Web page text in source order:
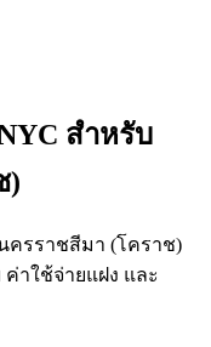
สำหรับ
)
ครราชสีมา (โคราช)
าใช้จ่ายแฝง และ